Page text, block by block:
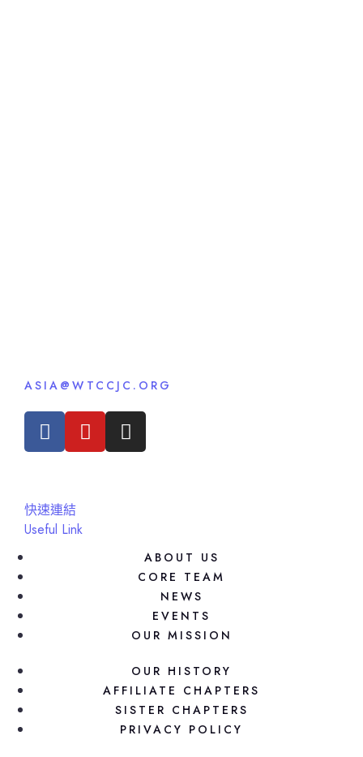
ASIA@WTCCJC.ORG
快速連結
Useful Link
ABOUT US
CORE TEAM
NEWS
EVENTS
OUR MISSION
OUR HISTORY
AFFILIATE CHAPTERS
SISTER CHAPTERS
PRIVACY POLICY